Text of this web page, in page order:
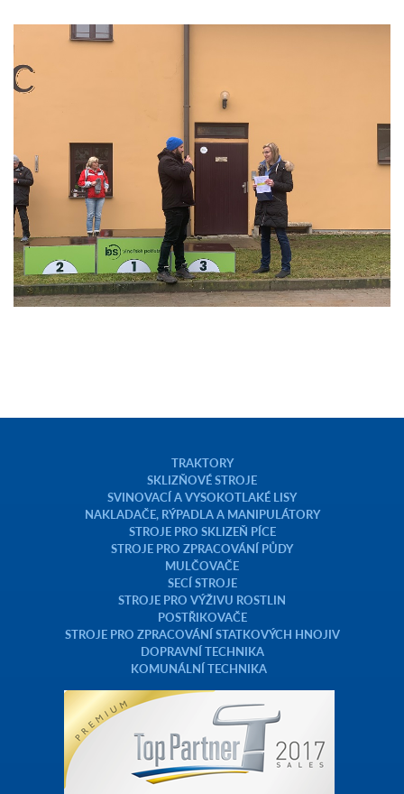
TRAKTORY
SKLIZŇOVÉ STROJE
SVINOVACÍ A VYSOKOTLAKÉ LISY
NAKLADAČE, RÝPADLA A MANIPULÁTORY
STROJE PRO SKLIZEŇ PÍCE
STROJE PRO ZPRACOVÁNÍ PŮDY
MULČOVAČE
SECÍ STROJE
STROJE PRO VÝŽIVU ROSTLIN
POSTŘIKOVAČE
STROJE PRO ZPRACOVÁNÍ STATKOVÝCH HNOJIV
DOPRAVNÍ TECHNIKA
KOMUNÁLNÍ TECHNIKA